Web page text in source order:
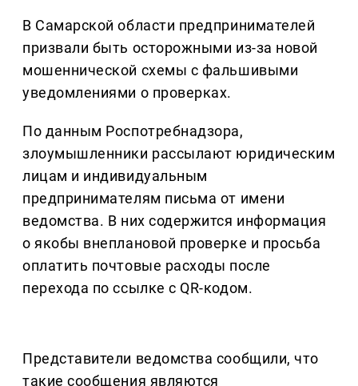
В Самарской области предпринимателей
призвали быть осторожными из-за новой
мошеннической схемы с фальшивыми
уведомлениями о проверках.
По данным Роспотребнадзора,
злоумышленники рассылают юридическим
лицам и индивидуальным
предпринимателям письма от имени
ведомства. В них содержится информация
о якобы внеплановой проверке и просьба
оплатить почтовые расходы после
перехода по ссылке с QR-кодом.
Представители ведомства сообщили, что
такие сообщения являются